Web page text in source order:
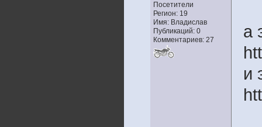
Посетители
Регион: 19
Имя: Владислав
Публикаций: 0
Комментариев: 27
а
и